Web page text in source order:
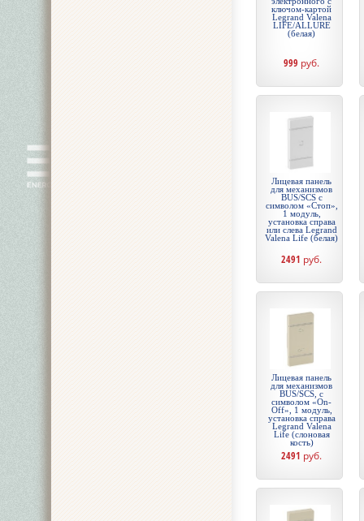
ключом-картой
Legrand Valena
LIFE/ALLURE
(белая)
999 руб.
Лицевая панель
для механизмов
BUS/SCS с
символом «Стоп»,
1 модуль,
установка справа
или слева Legrand
Valena Life (белая)
2491 руб.
Лицевая панель
для механизмов
BUS/SCS, с
символом «On-
Off», 1 модуль,
установка справа
Legrand Valena
Life (слоновая
кость)
2491 руб.